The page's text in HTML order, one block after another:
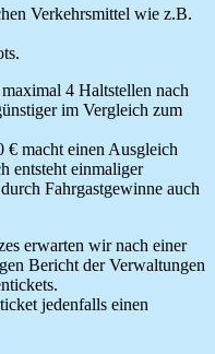
Verkehrsmittel wie z.B.
4 Haltstellen nach
im Vergleich zum
macht einen Ausgleich
entsteht einmaliger
Fahrgastgewinne auch
erwarten wir nach einer
Bericht der Verwaltungen
jedenfalls einen